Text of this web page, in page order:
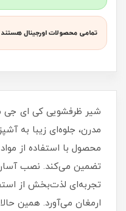
تمامی محصولات اورجینال هستند
شیر ظرفشویی کی ای جی
مدرن، جلوه‌ای زیبا به
محصول با استفاده از مواد
تضمین می‌کند. نصب
تجربه‌ای لذت‌بخش از
ارمغان می‌آورد. همین